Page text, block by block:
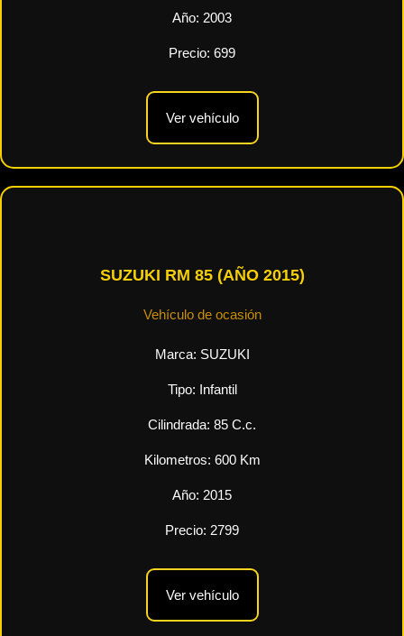
Año: 2003
Precio: 699
Ver vehículo
SUZUKI RM 85 (AÑO 2015)
Vehículo de ocasión
Marca: SUZUKI
Tipo: Infantil
Cilindrada: 85 C.c.
Kilometros: 600Km
Año: 2015
Precio: 2799
Ver vehículo